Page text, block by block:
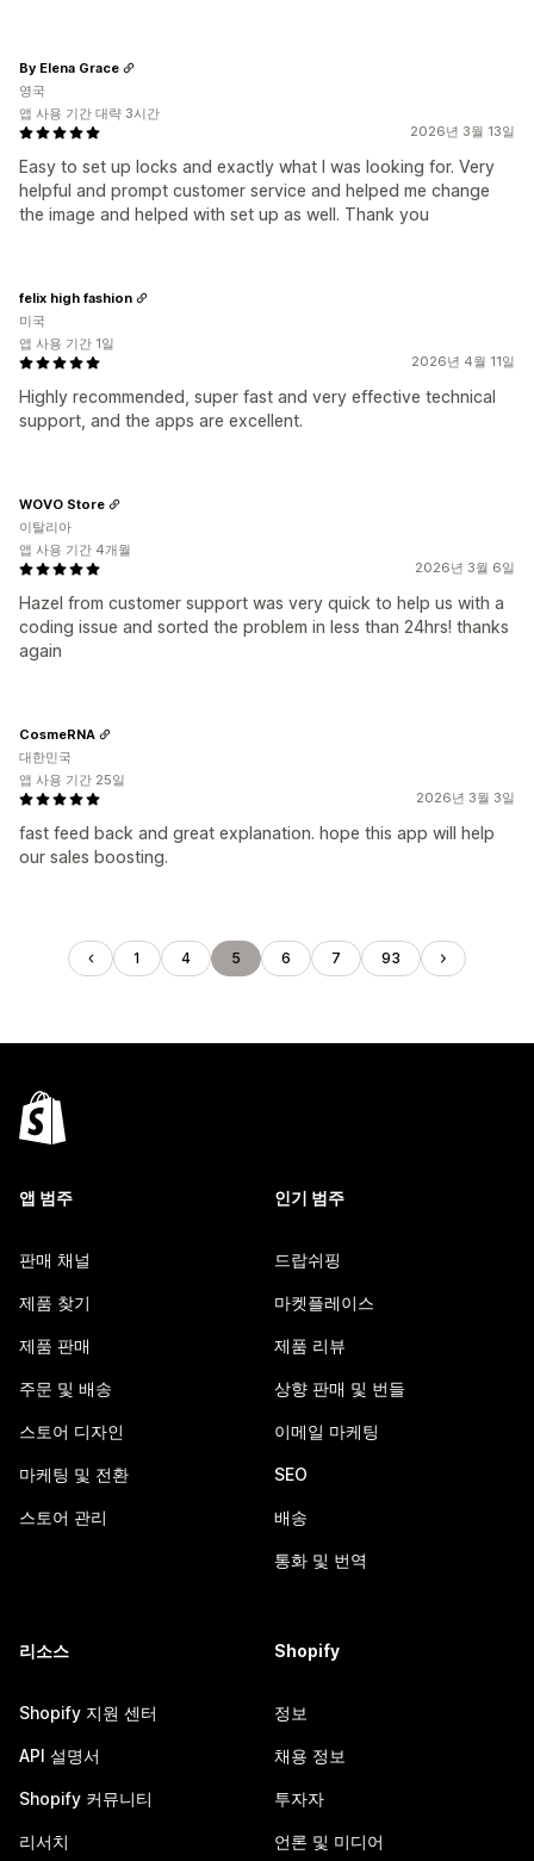
2026년 3월 13일
Easy to set up locks and exactly what I was looking for. Very
helpful and prompt customer service and helped me change
the image and helped with set up as well. Thank you
By Elena Grace
영국
앱 사용 기간 대략 3시간
2026년 4월 11일
Highly recommended, super fast and very effective technical
support, and the apps are excellent.
felix high fashion
미국
앱 사용 기간 1일
2026년 3월 6일
Hazel from customer support was very quick to help us with a
coding issue and sorted the problem in less than 24hrs! thanks
again
WOVO Store
이탈리아
앱 사용 기간 4개월
2026년 3월 3일
fast feed back and great explanation. hope this app will help
our sales boosting.
CosmeRNA
대한민국
앱 사용 기간 25일
1 4 5 6 7 93
앱 범주
판매 채널
제품 찾기
제품 판매
주문 및 배송
스토어 디자인
마케팅 및 전환
스토어 관리
인기 범주
드랍쉬핑
마켓플레이스
제품 리뷰
상향 판매 및 번들
이메일 마케팅
SEO
배송
통화 및 번역
리소스
Shopify 지원 센터
API 설명서
Shopify 커뮤니티
리서치
Shopify
정보
채용 정보
투자자
언론 및 미디어